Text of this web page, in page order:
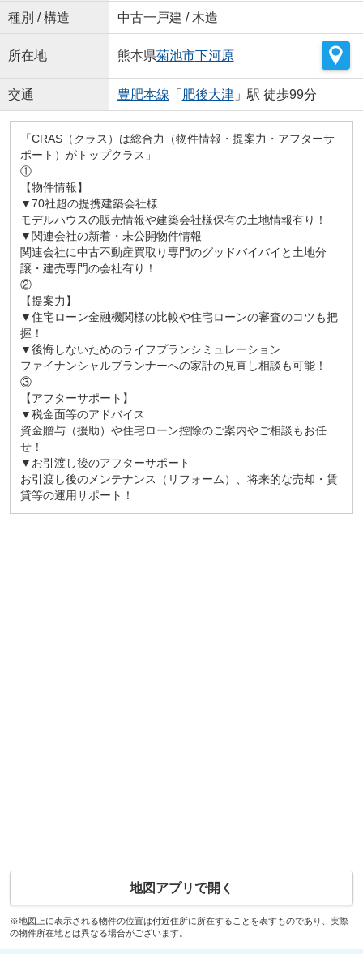
種別 / 構造 中古一戸建 / 木造
所在地 熊本県菊池市下河原
交通 豊肥本線 「 肥後大津」駅 徒歩99分
「CRAS（クラス）は総合力（物件情報・提案力・アフターサ
ポート）がトップクラス」
①
【物件情報】
▼70社超の提携建築会社様
モデルハウスの販売情報や建築会社様保有の土地情報有り！
▼関連会社の新着・未公開物件情報
関連会社に中古不動産買取り専門のグッドバイバイと土地分
譲・建売専門の会社有り！
②
【提案力】
▼住宅ローン金融機関様の比較や住宅ローンの審査のコツも把
握！
▼後悔しないためのライフプランシミュレーション
ファイナンシャルプランナーへの家計の見直し相談も可能！
③
【アフターサポート】
▼税金面等のアドバイス
資金贈与（援助）や住宅ローン控除のご案内やご相談もお任
せ！
▼お引渡し後のアフターサポート
お引渡し後のメンテナンス（リフォーム）、将来的な売却・賃
貸等の運用サポート！
地図アプリで開く
※地図上に表示される物件の位置は付近住所に所在することを表すものであり、実際
の物件所在地とは異なる場合がございます。